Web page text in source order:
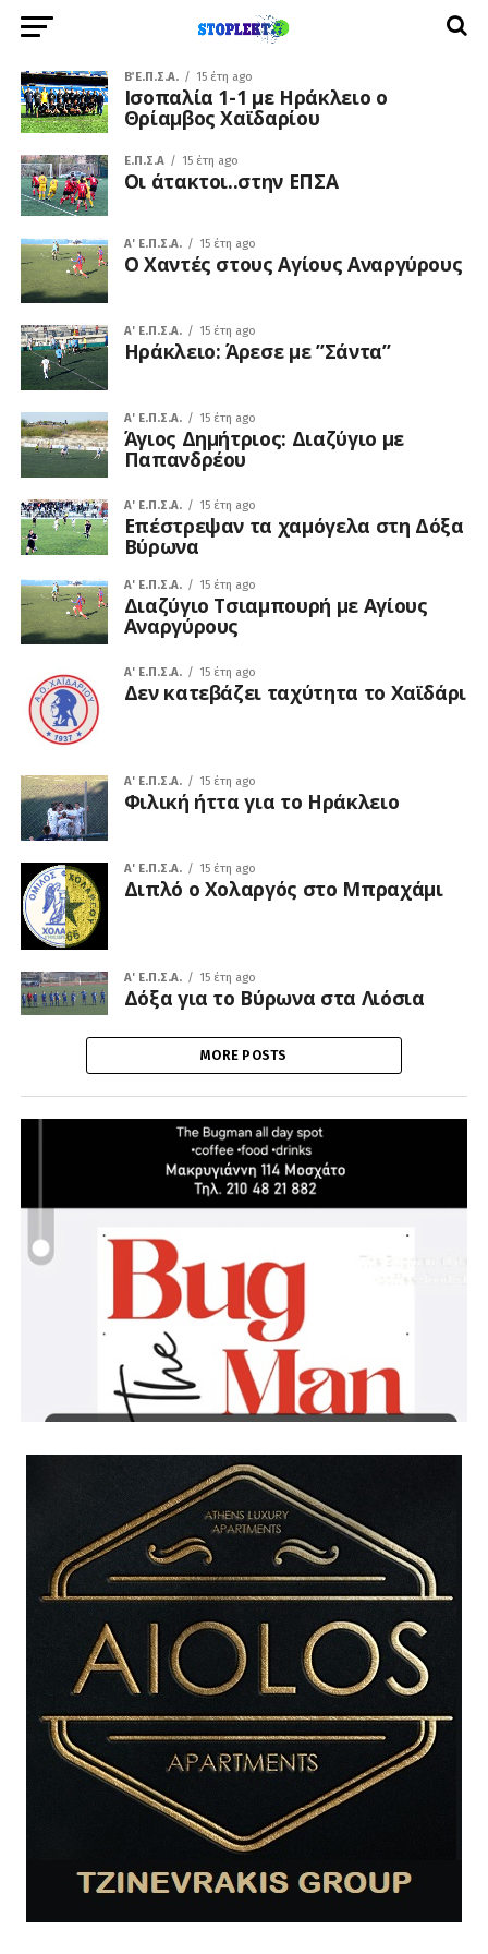
Β΄ Ε.Π.Σ.Α. 15 έτη ago
Ισοπαλία 1-1 με Ηράκλειο ο
Θρίαμβος Χαϊδαρίου
Ε.Π.Σ.Α 15 έτη ago
Οι άτακτοι..στην ΕΠΣΑ
A' Ε.Π.Σ.Α. 15 έτη ago
Ο Χαντές στους Αγίους Αναργύρους
A' Ε.Π.Σ.Α. 15 έτη ago
Ηράκλειο: Άρεσε με ”Σάντα”
A' Ε.Π.Σ.Α. 15 έτη ago
Άγιος Δημήτριος: Διαζύγιο με
Παπανδρέου
A' Ε.Π.Σ.Α. 15 έτη ago
Επέστρεψαν τα χαμόγελα στη Δόξα
Βύρωνα
A' Ε.Π.Σ.Α. 15 έτη ago
Διαζύγιο Τσιαμπουρή με Αγίους
Αναργύρους
A' Ε.Π.Σ.Α. 15 έτη ago
Δεν κατεβάζει ταχύτητα το Χαϊδάρι
A' Ε.Π.Σ.Α. 15 έτη ago
Φιλική ήττα για το Ηράκλειο
A' Ε.Π.Σ.Α. 15 έτη ago
Διπλό ο Χολαργός στο Μπραχάμι
A' Ε.Π.Σ.Α. 15 έτη ago
Δόξα για το Βύρωνα στα Λιόσια
MORE POSTS